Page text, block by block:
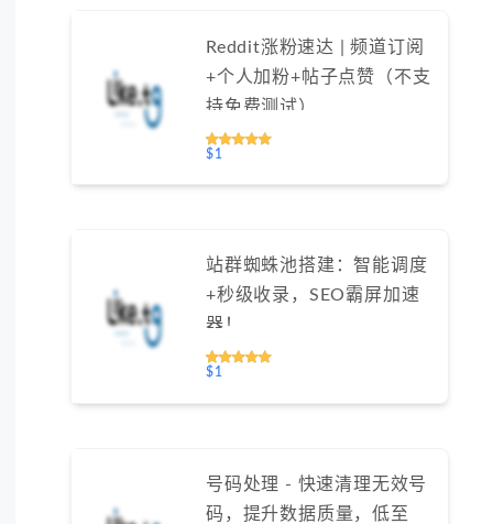
Reddit涨粉速达 | 频道订阅
+个人加粉+帖子点赞（不支
持免费测试）
$1
站群蜘蛛池搭建：智能调度
+秒级收录，SEO霸屏加速
器！
$1
号码处理 - 快速清理无效号
码，提升数据质量，低至